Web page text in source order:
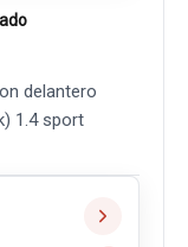
delantero
1.4 sport